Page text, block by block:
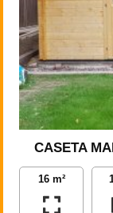
CASETA
16 m²